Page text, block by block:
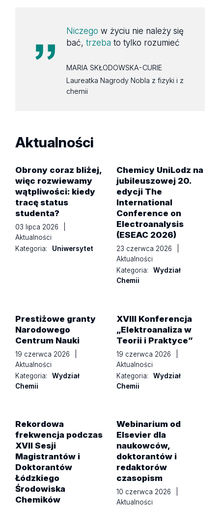
Niczego w życiu nie należy się
bać, trzeba to tylko rozumieć
MARIA SKŁODOWSKA-CURIE
Laureatka Nagrody Nobla z fizyki i z
chemii
Aktualności
Obrony coraz bliżej,
więc rozwiewamy
wątpliwości: kiedy
tracę status
studenta?
03 lipca 2026
Aktualności
Kategoria:
Uniwersytet
Chemicy UniLodz na
jubileuszowej 20.
edycji The
International
Conference on
Electroanalysis
(ESEAC 2026)
23 czerwca 2026
Aktualności
Kategoria:
Wydział
Chemii
Prestiżowe granty
Narodowego
Centrum Nauki
19 czerwca 2026
Aktualności
Kategoria:
Wydział
Chemii
XVIII Konferencja
„Elektroanaliza w
Teorii i Praktyce”
19 czerwca 2026
Aktualności
Kategoria:
Wydział
Chemii
Rekordowa
frekwencja podczas
XVII Sesji
Magistrantów i
Doktorantów
Łódzkiego
Środowiska
Chemików
Webinarium od
Elsevier dla
naukowców,
doktorantów i
redaktorów
czasopism
10 czerwca 2026
Aktualności